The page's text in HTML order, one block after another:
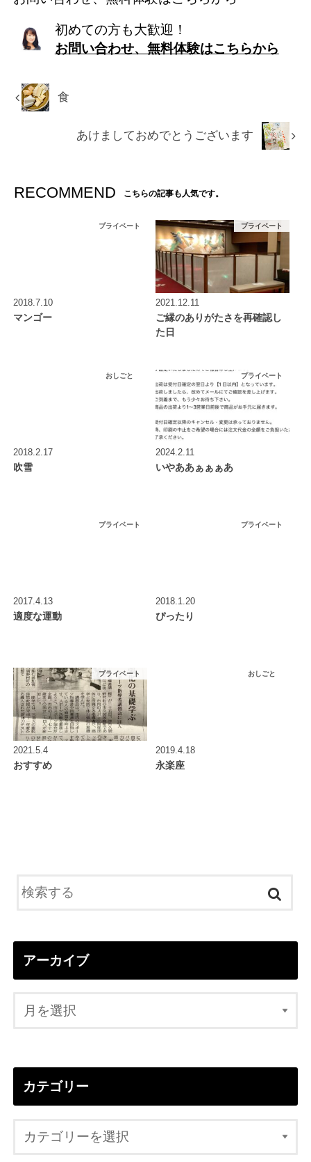
初めての方も大歓迎！
お問い合わせ、無料体験はこちらから
食
あけましておめでとうございます
RECOMMEND こちらの記事も人気です。
プライベート
2018.7.10
マンゴー
プライベート
2021.12.11
ご縁のありがたさを再確認し
た日
おしごと
2018.2.17
吹雪
プライベート
2024.2.11
いやああぁぁぁあ
プライベート
2017.4.13
適度な運動
プライベート
2018.1.20
ぴったり
プライベート
2021.5.4
おすすめ
おしごと
2019.4.18
永楽座
アーカイブ
カテゴリー